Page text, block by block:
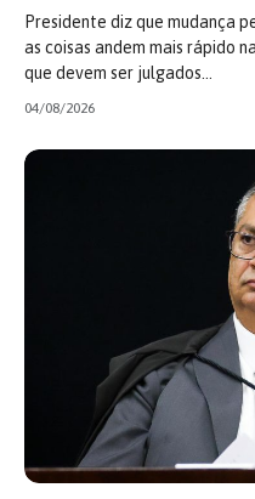
Presidente diz que mudança
as coisas andem mais rápido
que devem ser julgados…
04/08/2026